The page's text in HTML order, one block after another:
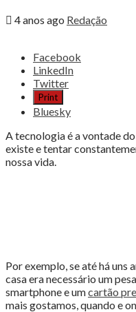
4 anos ago Redação
Share
post
TECNOLOGIA
POTENCIA
O
SEU
Facebook
LinkedIn
Twitter
Print
Bluesky
A tecnologia é a vontade
existe e tentar
nossa vida.
Por exemplo, se até há uns
casa era necessário um
smartphone e umcartão
mais gostamos, quando e